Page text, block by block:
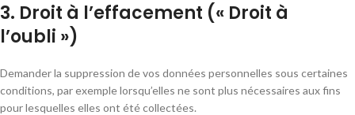
3. Droit à l’effacement (« Droit à
l’oubli »)
Demander la suppression de vos données personnelles sous certaines
conditions, par exemple lorsqu’elles ne sont plus nécessaires aux fins
pour lesquelles elles ont été collectées.